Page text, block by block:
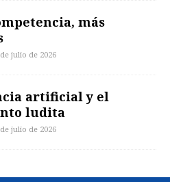
más
julio de 2026
artificial y el
ludita
julio de 2026